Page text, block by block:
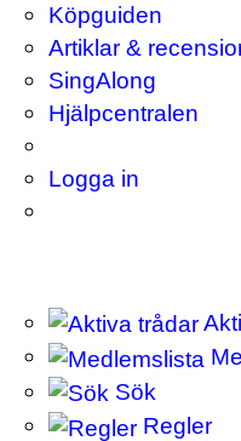
Köpguiden
Artiklar &
SingAlong
Hjälpcentralen
Logga in
Sök
Regler